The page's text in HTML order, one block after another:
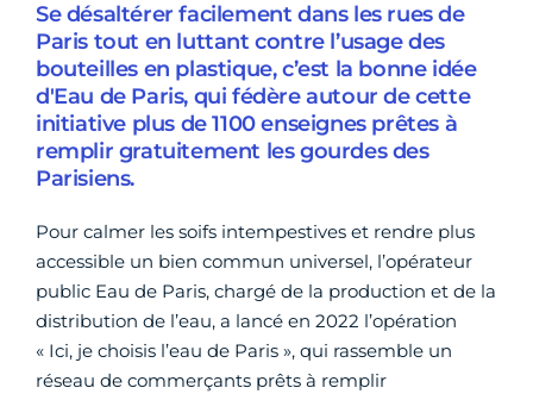
Se désaltérer facilement dans les rues de
Paris tout en luttant contre l’usage des
bouteilles en plastique, c’est la bonne idée
d'Eau de Paris, qui fédère autour de cette
initiative plus de 1100 enseignes prêtes à
remplir gratuitement les gourdes des
Parisiens.
Pour calmer les soifs intempestives et rendre plus
accessible un bien commun universel, l’opérateur
public Eau de Paris, chargé de la production et de la
distribution de l’eau, a lancé en 2022 l’opération
« Ici, je choisis l’eau de Paris », qui rassemble un
réseau de commerçants prêts à remplir